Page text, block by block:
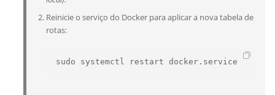
Reinicie o serviço do Docker para aplicar a nova tabela de
rotas:
sudo systemctl restart docker.service